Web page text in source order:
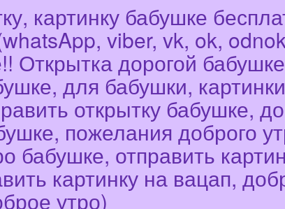
картинку бабушке
viber, vk, ok,
Открытка дорогой
для бабушки,
открытку бабушке,
пожелания доброго
отправить
картинку на вацап,
утро)